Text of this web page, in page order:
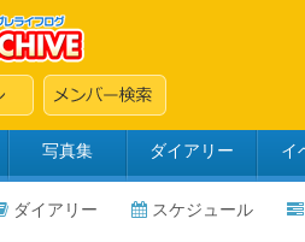
写真集 ダイアリー イ
ダイアリー スケジュール